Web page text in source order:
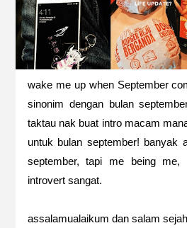
wake me up when September
sinonim dengan bulan
taktau nak buat intro macam
untuk bulan september! banyak
september, tapi me being me,
introvert sangat.
assalamualaikum dan salam